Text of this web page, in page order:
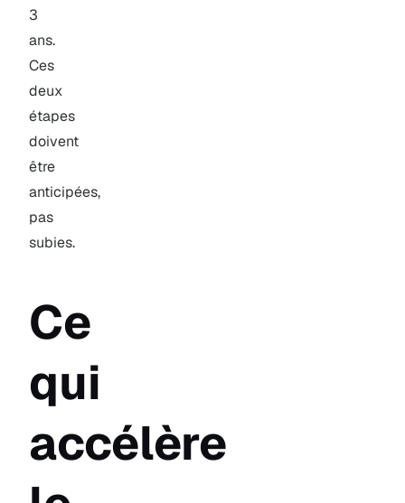
3
ans.
Ces
deux
étapes
doivent
être
anticipées,
pas
subies.
Ce
qui
accélère